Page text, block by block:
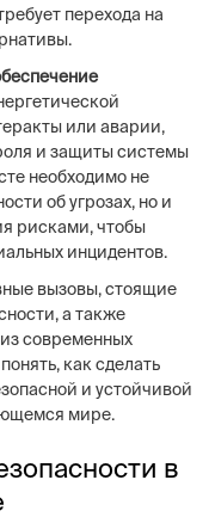
перехода на
или аварии,
и защиты системы
необходимо не
об угрозах, но и
рисками, чтобы
инцидентов.
вызовы, стоящие
а также
современных
как сделать
и устойчивой
мире.
в